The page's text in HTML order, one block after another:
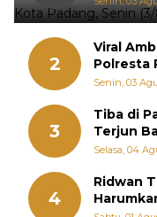
2
Viral
Polresta
Senin, 03
3
Tiba di
Terjun
Selasa, 04
4
Ridwan